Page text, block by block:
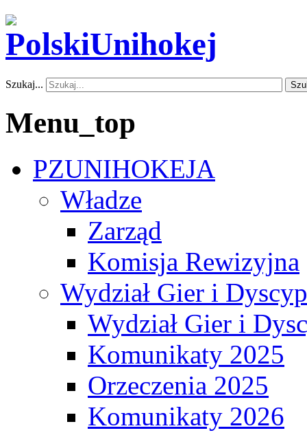
Szukaj...
Menu_top
PZUNIHOKEJA
Władze
Zarząd
Komisja Rewizyjna
Wydział Gier i
Wydział Gier i
Komunikaty 2025
Orzeczenia 2025
Komunikaty 2026